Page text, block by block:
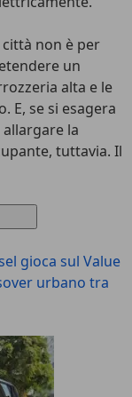
città non è per
un
alta e le
E, se si esagera
la
tuttavia. Il
gioca sul Value
urbano tra